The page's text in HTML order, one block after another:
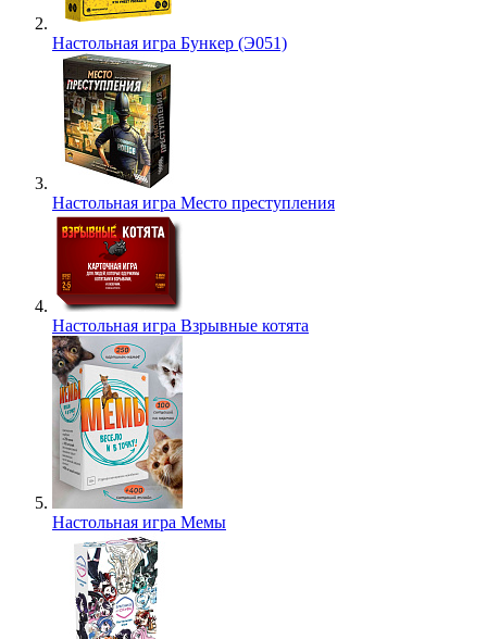
Настольная игра Бункер (Э051)
Настольная игра Место преступления
Настольная игра Взрывные котята
Настольная игра Мемы